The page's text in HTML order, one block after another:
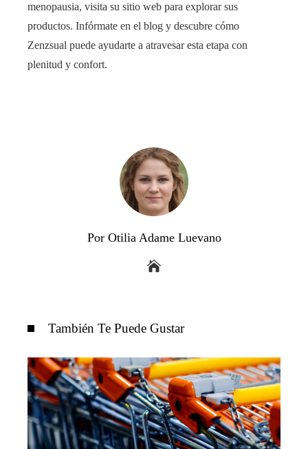
menopausia, visita su sitio web para explorar sus
productos. Infórmate en el blog y descubre cómo
Zenzsual puede ayudarte a atravesar esta etapa con
plenitud y confort.
Por Otilia Adame Luevano
También Te Puede Gustar